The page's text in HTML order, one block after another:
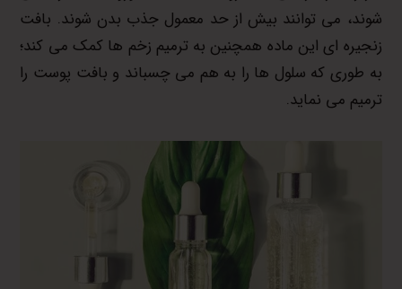
شوند، می توانند بیش از حد معمول جذب بدن شوند. بافت
زنجیره ای این ماده همچنین به ترمیم زخم ها کمک می کند؛
به طوری که سلول ها را به هم می چسباند و بافت پوست را
ترمیم می نماید.